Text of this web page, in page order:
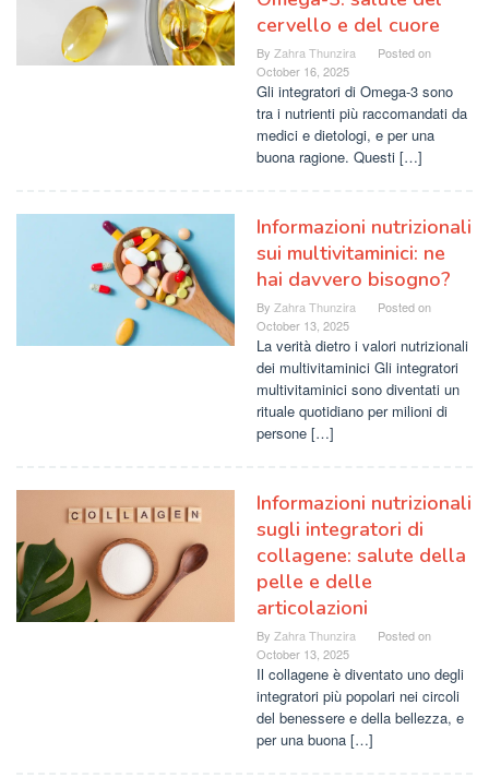
cervello e del cuore
By Zahra Thunzira
Posted on
October 16, 2025
Gli integratori di Omega-3 sono
tra i nutrienti più raccomandati da
medici e dietologi, e per una
buona ragione. Questi […]
Informazioni nutrizionali
sui multivitaminici: ne
hai davvero bisogno?
By Zahra Thunzira
Posted on
October 13, 2025
La verità dietro i valori nutrizionali
dei multivitaminici Gli integratori
multivitaminici sono diventati un
rituale quotidiano per milioni di
persone […]
Informazioni nutrizionali
sugli integratori di
collagene: salute della
pelle e delle
articolazioni
By Zahra Thunzira
Posted on
October 13, 2025
Il collagene è diventato uno degli
integratori più popolari nei circoli
del benessere e della bellezza, e
per una buona […]